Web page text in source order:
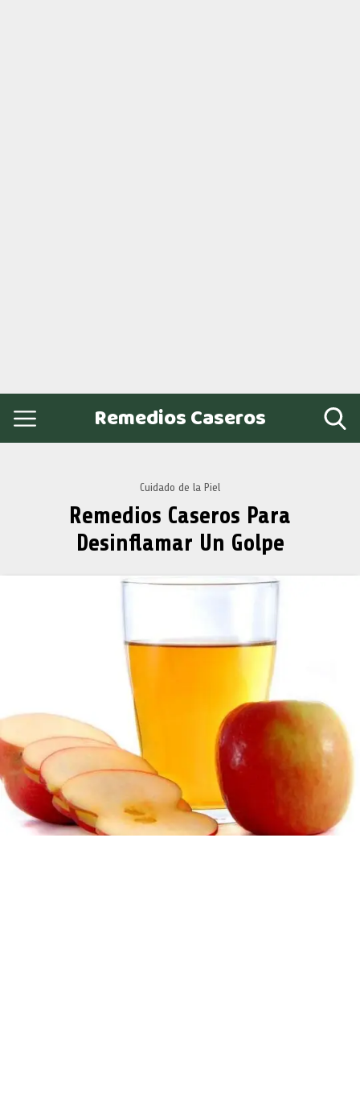
Remedios Caseros
Cuidado de la Piel
Remedios Caseros Para
Desinflamar Un Golpe